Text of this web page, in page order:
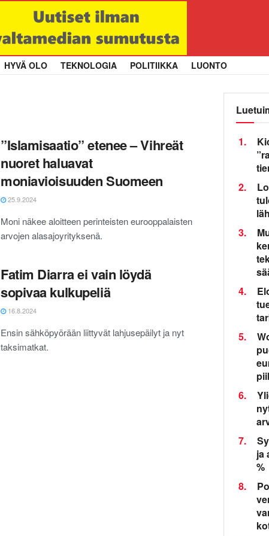
HYVÄ OLO TEKNOLOGIA POLITIIKKA LUONTO
”Islamisaatio” etenee – Vihreät
nuoret haluavat
moniavioisuuden Suomeen
25.9.2024
Moni näkee aloitteen perinteisten eurooppalaisten
arvojen alasajoyrityksenä.
Fatim Diarra ei vain löydä
sopivaa kulkupeliä
16.8.2024
Ensin sähköpyörään liittyvät lahjusepäilyt ja nyt
taksimatkat.
1.
2.
3.
4.
5.
6.
7.
ja
%
8.